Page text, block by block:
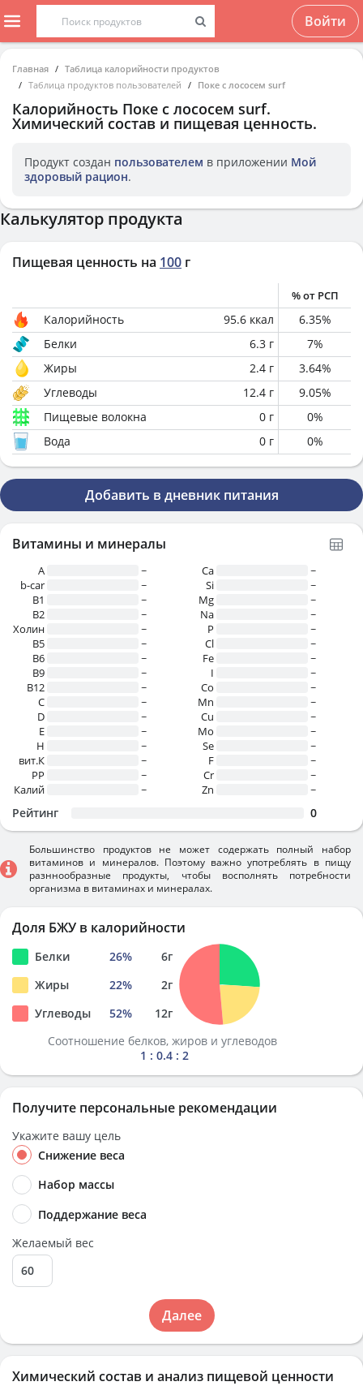
Войти
Главная
Таблица калорийности продуктов
Таблица продуктов пользователей
Поке с лососем surf
Калорийность Поке с лососем surf.
Химический состав и пищевая ценность.
Продукт создан пользователем в приложении Мой
здоровый рацион.
Химический состав и анализ пищевой ценности
Калькулятор продукта
Пищевая ценность на 100 г
% от РСП
Калорийность 95.6 ккал 6.35%
Белки
6.3 г 7%
Жиры
2.4 г 3.64%
Углеводы
12.4 г 9.05%
Пищевые волокна
0 г 0%
Вода
0 г 0%
Добавить в дневник питания
Витамины и минералы
A
~
b-car
~
В1
~
B2
~
Холин
~
B5
~
B6
~
B9
~
B12
~
C
~
D
~
E
~
H
~
вит.К
~
PP
~
Калий
~
Ca
~
Si
~
Mg
~
Na
~
P
~
Cl
~
Fe
~
I
~
Co
~
Mn
~
Cu
~
Mo
~
Se
~
F
~
Cr
~
Zn
~
Рейтинг 0
Большинство продуктов не может содержать полный набор
витаминов и минералов. Поэтому важно употреблять в пищу
разннообразные продукты, чтобы восполнять потребности
организма в витаминах и минералах.
Доля БЖУ в калорийности
Белки 26% 6г
Жиры
22% 2г
Углеводы
52% 12г
Соотношение белков, жиров и углеводов
1 : 0.4 : 2
Получите персональные рекомендации
Укажите вашу цель
Снижение веса
Набор массы
Поддержание веса
Желаемый вес
Далее